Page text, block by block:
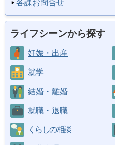
各課お問合せ
ライフシーンから探す
妊娠・出産
就学
結婚・離婚
就職・退職
くらしの相談